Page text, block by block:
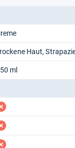
Haut
ml